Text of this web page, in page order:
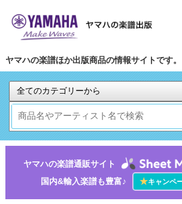
ヤマハの楽譜ほか出版商品の情報サイトです。
ヤマハの楽譜通販サイト
国内&輸入楽譜も豊富♪
★キャンペ